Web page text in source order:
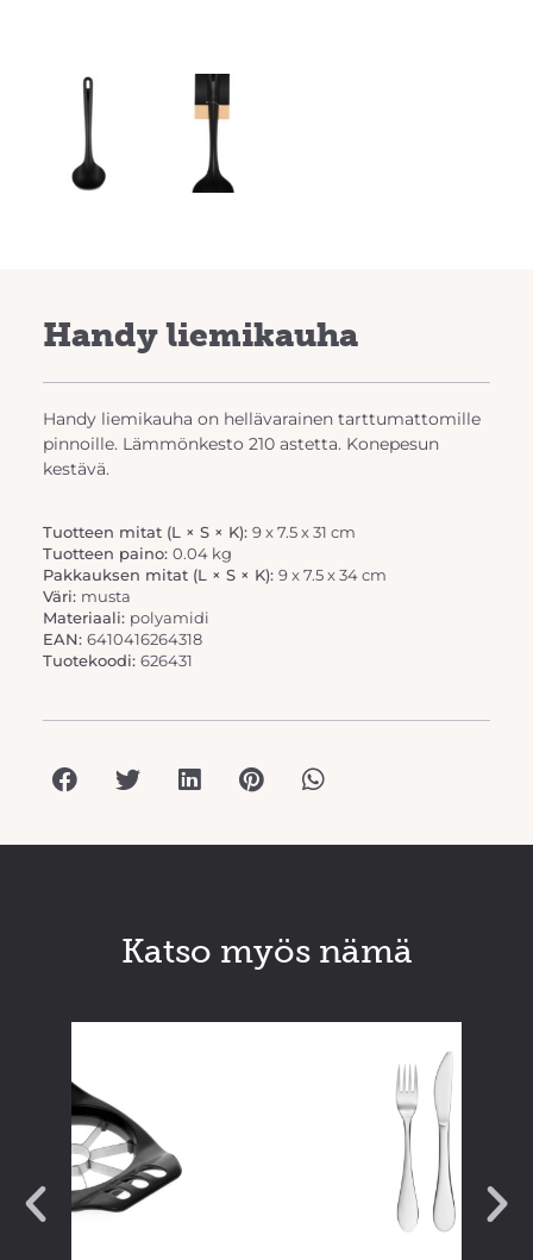
Handy liemikauha
Handy liemikauha on hellävarainen tarttumattomille
pinnoille. Lämmönkesto 210 astetta. Konepesun
kestävä.
Tuotteen mitat (L × S × K): 9 x 7.5 x 31 cm
Tuotteen paino: 0.04 kg
Pakkauksen mitat (L × S × K): 9 x 7.5 x 34 cm
Väri: musta
Materiaali: polyamidi
EAN: 6410416264318
Tuotekoodi: 626431
Katso myös nämä